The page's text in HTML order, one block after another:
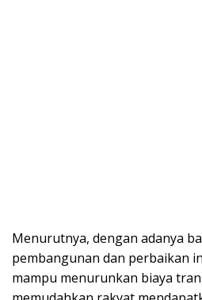
Menurutnya, dengan adanya
pembangunan dan perbaikan
mampu menurunkan biaya